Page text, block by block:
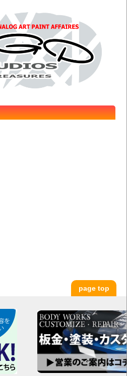
page top